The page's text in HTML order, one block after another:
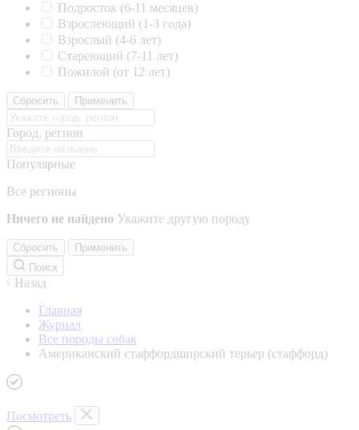
Подросток (6-11 месяцев)
Взрослеющий (1-3 года)
Взрослый (4-6 лет)
Стареющий (7-11 лет)
Пожилой (от 12 лет)
Сбросить Применить
Город, регион
Популярные
Все регионы
Ничего не найдено Укажите другую породу
Сбросить
Применить
Поиск
Назад
Главная
Журнал
Все породы собак
Американский стаффордширский терьер (стаффорд)
Посмотреть